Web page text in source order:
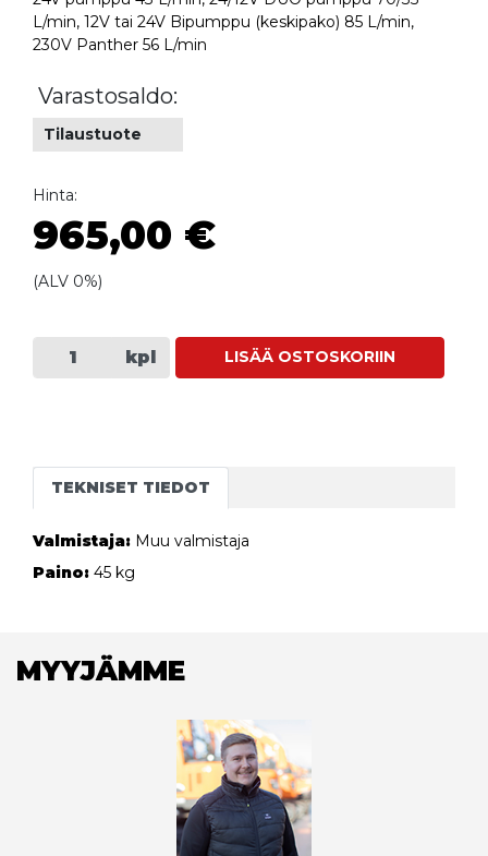
L/min, 12V tai 24V Bipumppu (keskipako) 85 L/min,
230V Panther 56 L/min
Varastosaldo:
Tilaustuote
Hinta:
965,00 €
(ALV 0%)
kpl LISÄÄ OSTOSKORIIN
TEKNISET TIEDOT
Valmistaja: Muu valmistaja
Paino: 45 kg
MYYJÄMME